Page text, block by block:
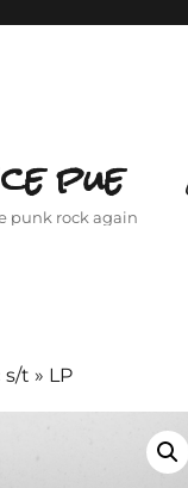
pue
punk rock again
s/t » LP